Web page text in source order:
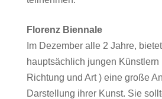
Florenz Biennale
Im Dezember alle 2 Jahre,
hauptsächlich jungen Künstlern
Richtung und Art ) eine große
Darstellung ihrer Kunst. Sie